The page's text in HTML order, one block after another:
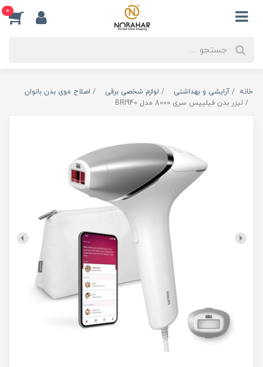
0
خانه آرایشی و بهداشتی لوازم شخصی برقی
اصلاح موی بدن بانوان
لیزر بدن فیلیپس سری 8000 مدل BRI940